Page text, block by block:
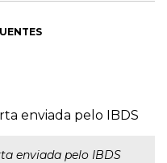
enviada pelo IBDS
enviada pelo IBDS